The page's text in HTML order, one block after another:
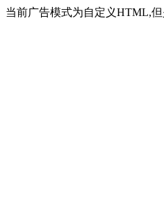
当前广告模式为自定义HTML,